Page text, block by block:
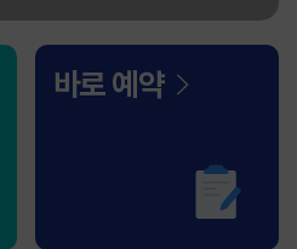
바로 예약